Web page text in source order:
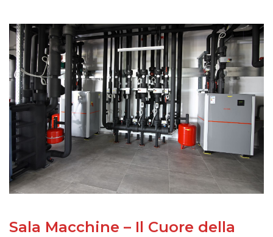
Sala Macchine – Il Cuore della